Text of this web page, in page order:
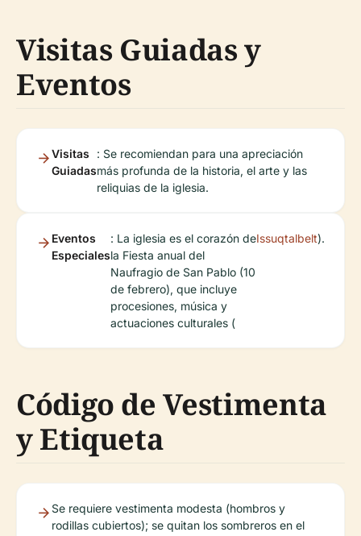
Visitas Guiadas y
Eventos
Visitas
Guiadas
: Se recomiendan para una apreciación
más profunda de la historia, el arte y las
reliquias de la iglesia.
Eventos
Especiales
: La iglesia es el corazón de
la Fiesta anual del
Naufragio de San Pablo (10
de febrero), que incluye
procesiones, música y
actuaciones culturales (
Issuqtalbelt).
Código de Vestimenta
y Etiqueta
Se requiere vestimenta modesta (hombros y
rodillas cubiertos); se quitan los sombreros en el